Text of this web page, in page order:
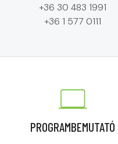
+36 30 483 1991
+36 1 577 0111
PROGRAMBEMUTATÓ